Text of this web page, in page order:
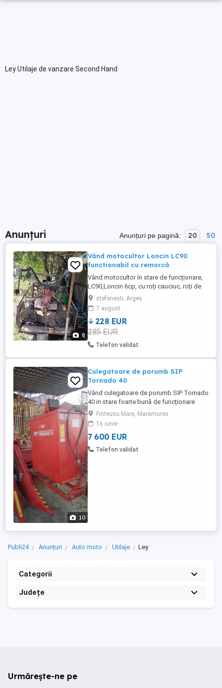
Ley Utilaje de vanzare Second Hand
Anunțuri Anunțuri pe pagină: 20 50
8
Vând motocultor Loncin LC90
functionabil cu remorcă
Vând motocultor în stare de funcționare,
LC90,Loncin 6cp, cu roți cauciuc, roți de
fier, freze plus remorcă făcută personal,
preț 1200 negociabil.
stefanesti, Arges
7 august
228 EUR
285 EUR
Telefon validat
10
Culegatoare de porumb SIP
Tornado 40
Vând culegatoare de porumb SIP Tornado
40 in stare foarte bună de funcționare
Maramureș telefon Finteusu Mare
Finteusu Mare, Maramures
16 iunie
7 600 EUR
Telefon validat
Publi24 Anunțuri Auto moto Utilaje Ley
Categorii
Județe
Urmărește-ne pe